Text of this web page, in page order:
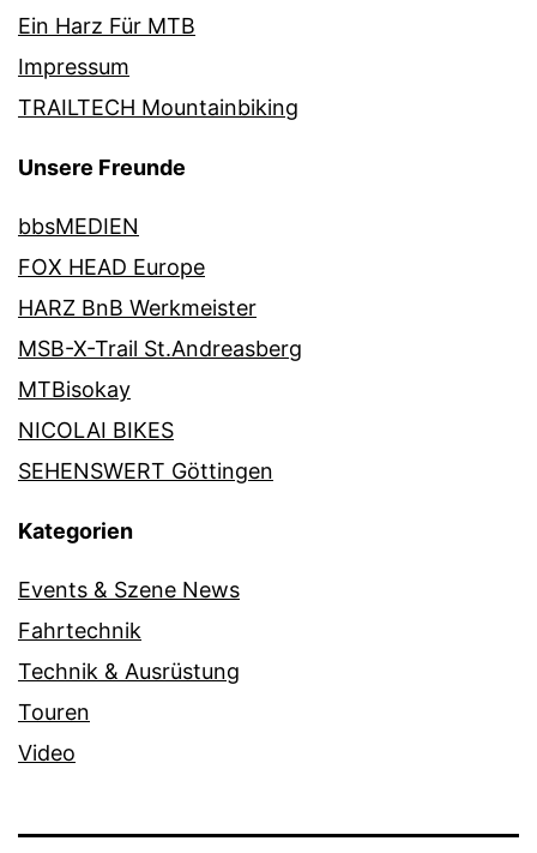
Ein Harz Für MTB
Impressum
TRAILTECH Mountainbiking
Unsere Freunde
bbsMEDIEN
FOX HEAD Europe
HARZ BnB Werkmeister
MSB-X-Trail St.Andreasberg
MTBisokay
NICOLAI BIKES
SEHENSWERT Göttingen
Kategorien
Events & Szene News
Fahrtechnik
Technik & Ausrüstung
Touren
Video